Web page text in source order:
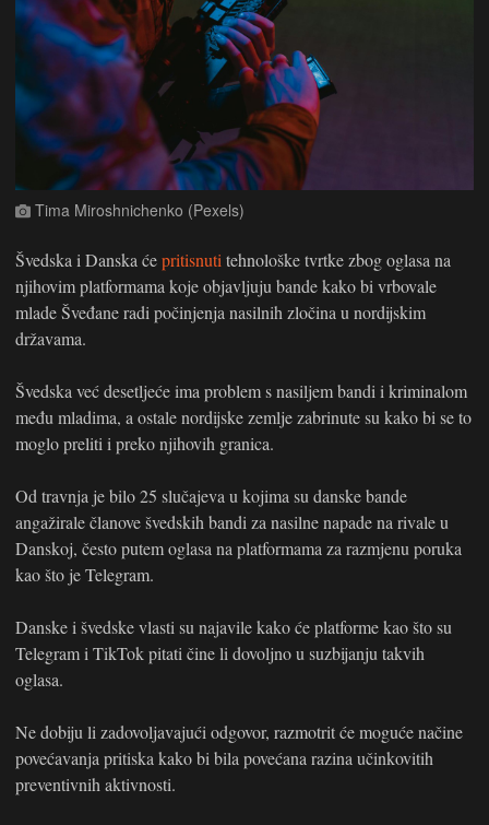
Tima Miroshnichenko (Pexels)
Švedska i Danska ćepritisnuti tehnološke tvrtke zbog oglasa na
njihovim platformama koje objavljuju bande kako bi vrbovale
mlade Šveđane radi počinjenja nasilnih zločina u nordijskim
državama.
Švedska već desetljeće ima problem s nasiljem bandi i kriminalom
među mladima, a ostale nordijske zemlje zabrinute su kako bi se to
moglo preliti i preko njihovih granica.
Od travnja je bilo 25 slučajeva u kojima su danske bande
angažirale članove švedskih bandi za nasilne napade na rivale u
Danskoj, često putem oglasa na platformama za razmjenu poruka
kao što je Telegram.
Danske i švedske vlasti su najavile kako će platforme kao što su
Telegram i TikTok pitati čine li dovoljno u suzbijanju takvih
oglasa.
Ne dobiju li zadovoljavajući odgovor, razmotrit će moguće načine
povećavanja pritiska kako bi bila povećana razina učinkovitih
preventivnih aktivnosti.